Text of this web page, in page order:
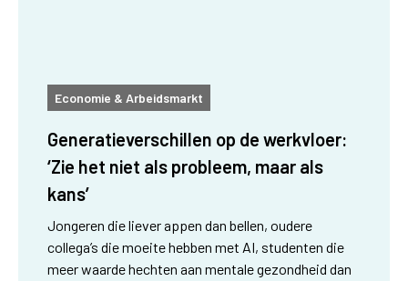
Generatieverschillen op de werkvloer:
‘Zie het niet als probleem, maar als
kans’
Economie & Arbeidsmarkt
Jongeren die liever appen dan bellen, oudere
collega’s die moeite hebben met AI, studenten die
meer waarde hechten aan mentale gezondheid dan